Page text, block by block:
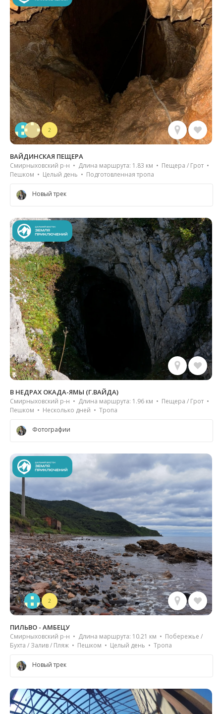
2
ВАЙДИНСКАЯ ПЕЩЕРА
Смирныховский р-н • Длина маршрута: 1.83 км • Пещера / Грот •
Пешком • Целый день • Подготовленная тропа
Новый трек
В НЕДРАХ ОКАДА-ЯМЫ (Г.ВАЙДА)
Смирныховский р-н • Длина маршрута: 1.96 км • Пещера / Грот •
Пешком • Несколько дней • Тропа
Фотографии
2
ПИЛЬВО - АМБЕЦУ
Смирныховский р-н • Длина маршрута: 10.21 км • Побережье /
Бухта / Залив / Пляж • Пешком • Целый день • Тропа
Новый трек